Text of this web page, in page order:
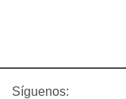
Síguenos: